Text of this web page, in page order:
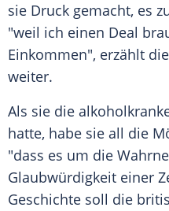
sie Druck gemacht, es
"weil ich einen Deal
Einkommen", erzählt
weiter.
Als sie die
hatte, habe sie all die
"dass es um die
Glaubwürdigkeit einer
Geschichte soll die